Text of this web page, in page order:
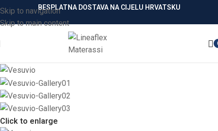
Skip to navigation
Skip to main content
BESPLATNA DOSTAVA NA CIJELU HRVATSKU
Click to enlarge